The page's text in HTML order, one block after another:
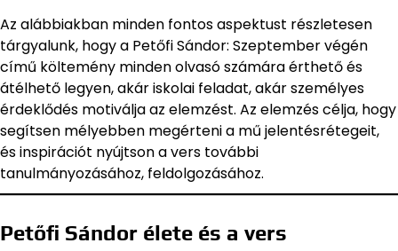
Az alábbiakban minden fontos aspektust részletesen
tárgyalunk, hogy a Petőfi Sándor: Szeptember végén
című költemény minden olvasó számára érthető és
átélhető legyen, akár iskolai feladat, akár személyes
érdeklődés motiválja az elemzést. Az elemzés célja, hogy
segítsen mélyebben megérteni a mű jelentésrétegeit,
és inspirációt nyújtson a vers további
tanulmányozásához, feldolgozásához.
Petőfi Sándor élete és a vers